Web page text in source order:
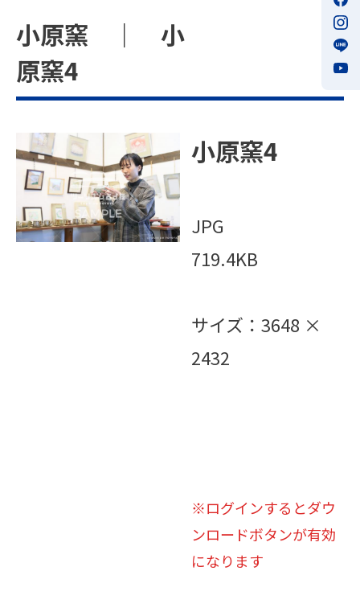
小原窯 ｜ 小
原窯4
小原窯4
JPG
719.4KB
サイズ：3648 ×
2432
※ログインするとダウ
ンロードボタンが有効
になります